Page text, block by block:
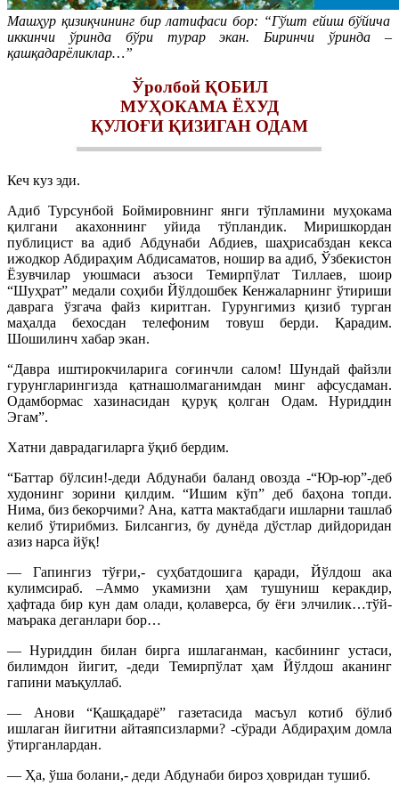
Машҳур қизиқчининг бир латифаси бор: “Гўшт ейиш бўйича
иккинчи ўринда бўри турар экан. Биринчи ўринда –
қашқадарёликлар…”
Ўролбой ҚОБИЛ
МУҲОКАМА ЁХУД
ҚУЛОҒИ ҚИЗИГАН ОДАМ
Кеч куз эди.
Адиб Турсунбой Боймировнинг янги тўпламини муҳокама
қилгани акахоннинг уйида тўпландик. Миришкордан
публицист ва адиб Абдунаби Абдиев, шаҳрисабздан кекса
ижодкор Абдираҳим Абдисаматов, ношир ва адиб, Ўзбекистон
Ёзувчилар уюшмаси аъзоси Темирпўлат Тиллаев, шоир
“Шуҳрат” медали соҳиби Йўлдошбек Кенжаларнинг ўтириши
даврага ўзгача файз киритган. Гурунгимиз қизиб турган
маҳалда бехосдан телефоним товуш берди. Қарадим.
Шошилинч хабар экан.
“Давра иштирокчиларига соғинчли салом! Шундай файзли
гурунгларингизда қатнашолмаганимдан минг афсусдаман.
Одамбормас хазинасидан қуруқ қолган Одам. Нуриддин
Эгам”.
Хатни даврадагиларга ўқиб бердим.
“Баттар бўлсин!-деди Абдунаби баланд овозда -“Юр-юр”-деб
худонинг зорини қилдим. “Ишим кўп” деб баҳона топди.
Нима, биз бекорчими? Ана, катта мактабдаги ишларни ташлаб
келиб ўтирибмиз. Билсангиз, бу дунёда дўстлар дийдоридан
азиз нарса йўқ!
— Гапингиз тўғри,- суҳбатдошига қаради, Йўлдош ака
кулимсираб. –Аммо укамизни ҳам тушуниш керакдир,
ҳафтада бир кун дам олади, қолаверса, бу ёғи элчилик…тўй-
маърака деганлари бор…
— Нуриддин билан бирга ишлаганман, касбининг устаси,
билимдон йигит, -деди Темирпўлат ҳам Йўлдош аканинг
гапини маъқуллаб.
— Анови “Қашқадарё” газетасида масъул котиб бўлиб
ишлаган йигитни айтаяпсизларми? -сўради Абдираҳим домла
ўтирганлардан.
— Ҳа, ўша болани,- деди Абдунаби бироз ҳовридан тушиб.